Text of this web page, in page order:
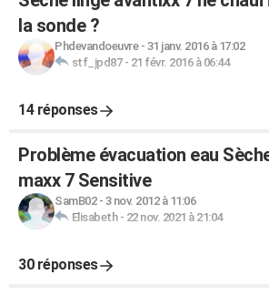
la sonde ?
Phdevandoeuvre- 31 janv. 2016 à 17:02
stf_jpd87- 21 févr. 2016 à 06:44
14 réponses
Problème évacuation eau
maxx 7 Sensitive
SamB02- 3 nov. 2012 à 11:06
Elisabeth- 22 nov. 2021 à 21:04
30 réponses